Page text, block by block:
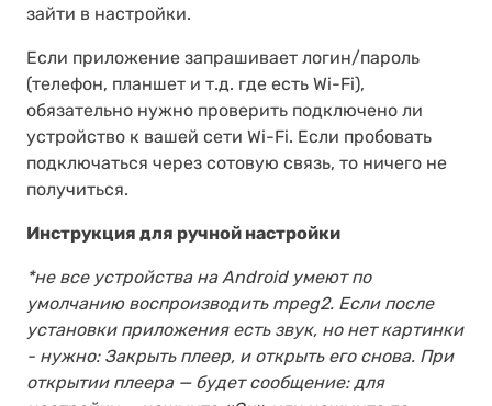
зайти в настройки.
Если приложение запрашивает логин/пароль
(телефон, планшет и т.д. где есть Wi-Fi),
обязательно нужно проверить подключено ли
устройство к вашей сети Wi-Fi. Если пробовать
подключаться через сотовую связь, то ничего не
получиться.
Инструкция для ручной настройки
*не все устройства на Android умеют по
умолчанию воспроизводить mpeg2. Если после
установки приложения есть звук, но нет картинки
- нужно: Закрыть плеер, и открыть его снова. При
открытии плеера — будет сообщение: для